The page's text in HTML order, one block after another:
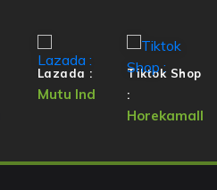
Lazada :
Mutu Ind
Tiktok Shop
:
Horekamall